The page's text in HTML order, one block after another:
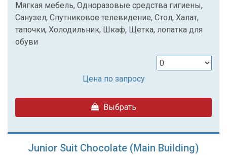
Мягкая мебель, Одноразовые средства гигиены,
Санузел, Спутниковое телевидение, Стол, Халат,
тапочки, Холодильник, Шкаф, Щетка, лопатка для
обуви
Цена по запросу
Выбрать
Junior Suit Chocolate (Main Building)